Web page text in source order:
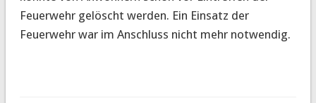
Feuerwehr gelöscht werden. Ein Einsatz der
Feuerwehr war im Anschluss nicht mehr notwendig.